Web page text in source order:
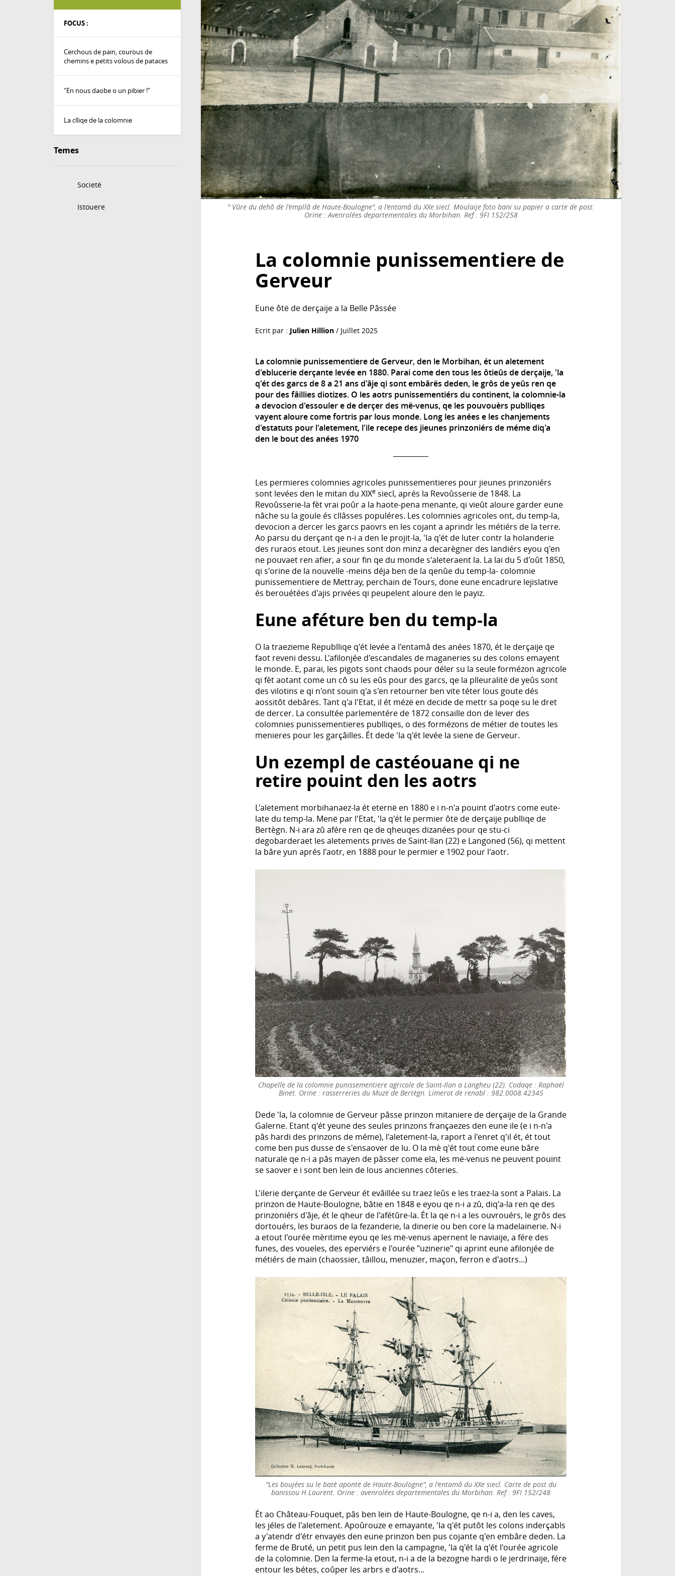
FOCUS :
Cerchous de pain, courous de
chemins e petits volous de pataces
"En nous daobe o un pibier !"
La clliqe de la colomnie
Temes
Societë
Istouere
" Vûre du dehô de l'empllâ de Haute-Boulogne", a l'entamâ du XXe siecl. Moulaije foto bani su papier a carte de post.
Orine : Avenrolées departementales du Morbihan. Ref : 9FI 152/258
La colomnie punissementiere de
Gerveur
Eune ôtë de derçaije a la Belle Pâssée
Ecrit par : Julien Hillion / Juïllet 2025
La colomnie punissementiere de Gerveur, den le Morbihan, ét un aletement
d'eblucerie derçante levée en 1880. Parai come den tous les ôtieûs de derçaije, 'la
q'ét des garcs de 8 a 21 ans d'âje qi sont embârës deden, le grôs de yeûs ren qe
pour des fâillies diotizes. O les aotrs punissementiérs du continent, la colomnie-la
a devocion d'essouler e de derçer des më-venus, qe les pouvouèrs publliqes
vayent aloure come fortris par lous monde. Long les anées e les chanjements
d'estatuts pour l'aletement, l'ile recepe des jieunes prinzoniérs de méme diq'a
den le bout des anées 1970
Les permieres colomnies agricoles punissementieres pour jieunes prinzoniérs
sont levées den le mitan du XIXe siecl, aprés la Revoûsserie de 1848. La
Revoûsserie-la fèt vrai poûr a la haote-pena menante, qi vieût aloure garder eune
nâche su la goule és cllâsses populéres. Les colomnies agricoles ont, du temp-la,
devocion a dercer les garcs paovrs en les cojant a aprindr les métiérs de la terre.
Ao parsu du derçant qe n-i a den le projit-la, 'la q'ét de luter contr la holanderie
des ruraos etout. Les jieunes sont don minz a decarègner des landiérs eyou q'en
ne pouvaet ren afier, a sour fin qe du monde s'aleteraent la. La lai du 5 d'oût 1850,
qi s'orine de la nouvelle -meins déja ben de la qenûe du temp-la- colomnie
punissementiere de Mettray, perchain de Tours, done eune encadrure lejislative
és berouétées d'ajis privées qi peupelent aloure den le payiz.
Eune aféture ben du temp-la
O la traezieme Republliqe q'ét levée a l'entamâ des anées 1870, ét le derçaije qe
faot reveni dessu. L'afilonjée d'escandales de maganeries su des colons emayent
le monde. E, parai, les pigots sont chaods pour déler su la seule formézon agricole
qi fèt aotant come un cô su les eûs pour des garcs, qe la plleuralitë de yeûs sont
des vilotins e qi n'ont souin q'a s'en retourner ben vite téter lous goute dés
aossitôt debârës. Tant q'a l'Etat, il ét mézë en decide de mettr sa poqe su le dret
de dercer. La consultée parlementére de 1872 consaille don de lever des
colomnies punissementieres publliqes, o des formézons de métier de toutes les
menieres pour les garçâilles. Ét dede 'la q'ét levée la siene de Gerveur.
Un ezempl de castéouane qi ne
retire pouint den les aotrs
L'aletement morbihanaez-la ét eternë en 1880 e i n-n'a pouint d'aotrs come eute-
late du temp-la. Menë par l'Etat, 'la q'ét le permier ôtë de derçaije publliqe de
Bertègn. N-i ara zû afére ren qe de qheuqes dizanées pour qe stu-ci
degobarderaet les aletements privës de Saint-Ilan (22) e Langoned (56), qi mettent
la bâre yun aprés l'aotr, en 1888 pour le permier e 1902 pour l'aotr.
Chapelle de la colomnie punissementiere agricole de Saint-Ilan a Langheu (22). Codaqe : Raphaël
Binet. Orine : rasserreries du Muzë de Bertègn. Limerot de renabl : 982.0008.42345
Dede 'la, la colomnie de Gerveur pâsse prinzon mitaniere de derçaije de la Grande
Galerne. Etant q'ét yeune des seules prinzons françaezes den eune ile (e i n-n'a
pâs hardi des prinzons de méme), l'aletement-la, raport a l'enret q'il ét, ét tout
come ben pus dusse de s'ensaover de lu. O la mè q'ét tout come eune bâre
naturale qe n-i a pâs mayen de pâsser come ela, les më-venus ne peuvent pouint
se saover e i sont ben lein de lous anciennes côteries.
L'ilerie derçante de Gerveur ét evâillée su traez leûs e les traez-la sont a Palais. La
prinzon de Haute-Boulogne, bâtie en 1848 e eyou qe n-i a zû, diq'a-la ren qe des
prinzoniérs d'âje, ét le qheur de l'afétûre-la. Ét la qe n-i a les ouvrouérs, le grôs des
dortouérs, les buraos de la fezanderie, la dinerie ou ben core la madelainerie. N-i
a etout l'ourée mèritime eyou qe les më-venus apernent le naviaije, a fére des
funes, des voueles, des eperviérs e l'ourée "uzinerie" qi aprint eune afilonjée de
métiérs de main (chaossier, tâillou, menuzier, maçon, ferron e d'aotrs...)
"Les boujées su le batè apontë de Haute-Boulogne", a l'entamâ du XXe siecl. Carte de post du
banissou H.Laurent. Orine : avenrolées departementales du Morbihan. Ref : 9FI 152/248
Ét ao Château-Fouquet, pâs ben lein de Haute-Boulogne, qe n-i a, den les caves,
les jéles de l'aletement. Apoûrouze e emayante, 'la q'ét putôt les colons inderçabls
a y'atendr d'étr envayës den eune prinzon ben pus cojante q'en embâre deden. La
ferme de Bruté, un petit pus lein den la campagne, 'la q'ét la q'ét l'ourée agricole
de la colomnie. Den la ferme-la etout, n-i a de la bezogne hardi o le jerdrinaije, fére
entour les bétes, coûper les arbrs e d'aotrs...